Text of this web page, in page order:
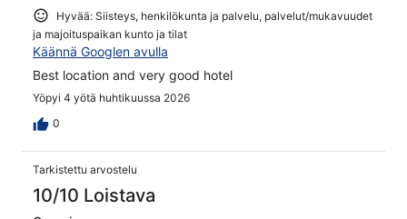
Hyvää: Siisteys, henkilökunta ja palvelu, palvelut/mukavuudet
ja majoituspaikan kunto ja tilat
Käännä Googlen avulla
Best location and very good hotel
Yöpyi 4 yötä huhtikuussa 2026
0
Tarkistettu arvostelu
10/10 Loistava